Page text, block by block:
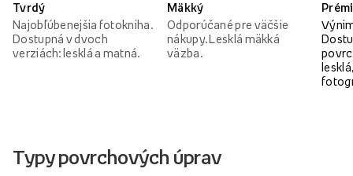
Tvrdý
Najobľúbenejšia fotokniha.
Dostupná v dvoch
verziách: lesklá a matná.
Mäkký
Odporúčané pre väčšie
nákupy. Lesklá mäkká
väzba.
Typy povrchových úprav